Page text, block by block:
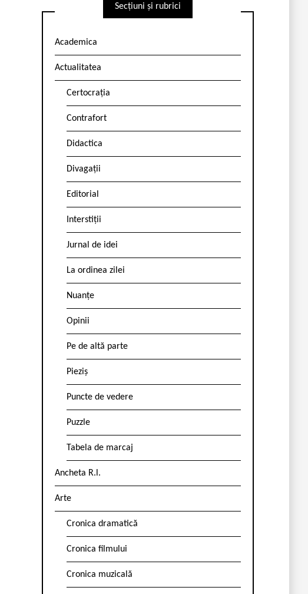
Secțiuni și rubrici
Academica
Actualitatea
Certocrația
Contrafort
Didactica
Divagații
Editorial
Interstiții
Jurnal de idei
La ordinea zilei
Nuanțe
Opinii
Pe de altă parte
Pieziș
Puncte de vedere
Puzzle
Tabela de marcaj
Ancheta R.l.
Arte
Cronica dramatică
Cronica filmului
Cronica muzicală